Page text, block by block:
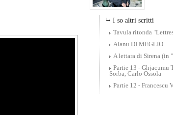
I so altri scritti
Tavula ritonda
Alanu DI MEGLIO
A lettara di Sirena (in
Partie 13 - Ghjacumu
Sorba, Carlo Ossola
Partie 12 - Francescu